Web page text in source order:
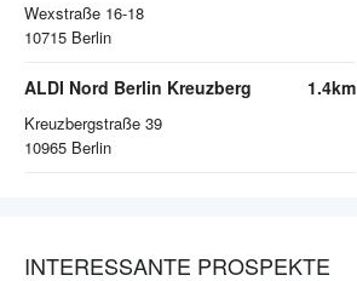
Wexstraße 16-18
10715 Berlin
ALDI Nord Berlin Kreuzberg
Kreuzbergstraße 39
10965 Berlin
1.4km
INTERESSANTE PROSPEKTE